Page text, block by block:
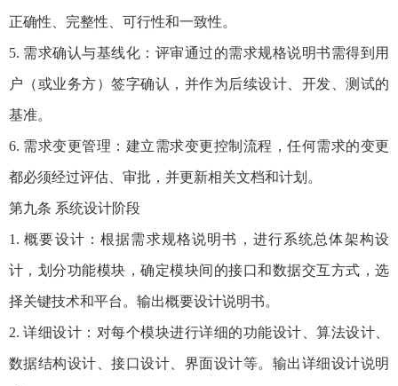
正确性、完整性、可行性和一致性。
5. 需求确认与基线化：评审通过的需求规格说明书需得到用
户（或业务方）签字确认，并作为后续设计、开发、测试的
基准。
6. 需求变更管理：建立需求变更控制流程，任何需求的变更
都必须经过评估、审批，并更新相关文档和计划。
第九条 系统设计阶段
1. 概要设计：根据需求规格说明书，进行系统总体架构设
计，划分功能模块，确定模块间的接口和数据交互方式，选
择关键技术和平台。输出概要设计说明书。
2. 详细设计：对每个模块进行详细的功能设计、算法设计、
数据结构设计、接口设计、界面设计等。输出详细设计说明